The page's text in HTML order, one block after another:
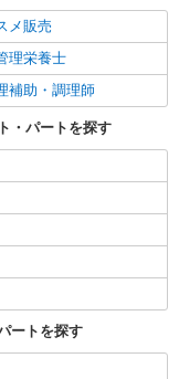
メ販売
理栄養士
補助・調理師
・パートを探す
ートを探す